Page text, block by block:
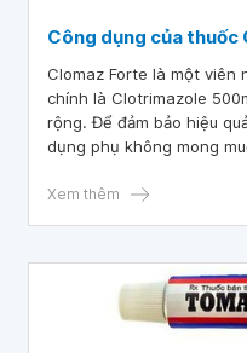
Công dụng của thuốc
Clomaz Forte là một viên
chính là Clotrimazole
rộng. Để đảm bảo hiệu
dụng phụ không mong
Xem thêm